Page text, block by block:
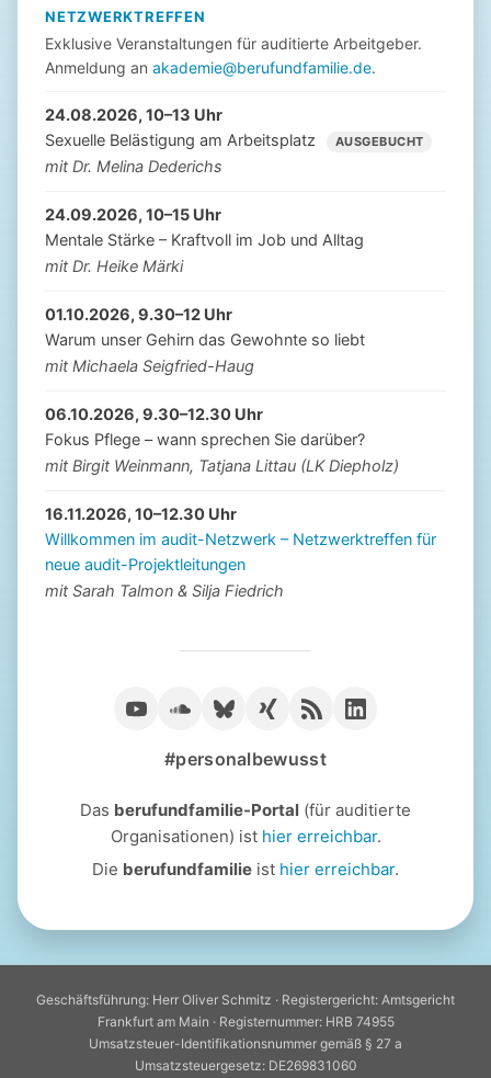
NETZWERKTREFFEN
Exklusive Veranstaltungen für auditierte Arbeitgeber.
Anmeldung an akademie@berufundfamilie.de.
24.08.2026, 10–13 Uhr
Sexuelle Belästigung am Arbeitsplatz
AUSGEBUCHT
mit Dr. Melina Dederichs
24.09.2026, 10–15 Uhr
Mentale Stärke – Kraftvoll im Job und Alltag
mit Dr. Heike Märki
01.10.2026, 9.30–12 Uhr
Warum unser Gehirn das Gewohnte so liebt
mit Michaela Seigfried-Haug
06.10.2026, 9.30–12.30 Uhr
Fokus Pflege – wann sprechen Sie darüber?
mit Birgit Weinmann, Tatjana Littau (LK Diepholz)
16.11.2026, 10–12.30 Uhr
Willkommen im audit-Netzwerk – Netzwerktreffen für
neue audit-Projektleitungen
mit Sarah Talmon & Silja Fiedrich
#personalbewusst
Das berufundfamilie-Portal (für auditierte
Organisationen) ist hier erreichbar.
Die berufundfamilie ist hier erreichbar.
Geschäftsführung: Herr Oliver Schmitz · Registergericht: Amtsgericht
Frankfurt am Main · Registernummer: HRB 74955
Umsatzsteuer-Identifikationsnummer gemäß § 27 a
Umsatzsteuergesetz: DE269831060